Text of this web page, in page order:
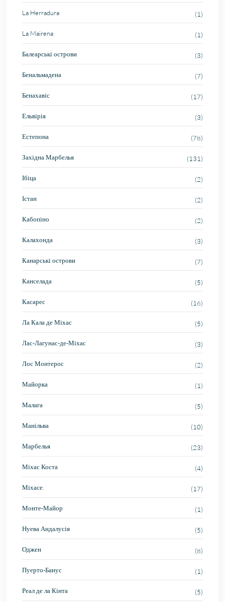
La Herradura (1)
La Mairena (1)
Балеарські острови (3)
Бенальмадена (7)
Бенахавіс (17)
Ельвірія (3)
Естепона (78)
Західна Марбелья (131)
Ібіца (2)
Істан (2)
Кабопіно (2)
Калахонда (3)
Канарські острови (7)
Канселада (5)
Касарес (16)
Ла Кала де Міхас (5)
Лас-Лагунас-де-Міхас (3)
Лос Монтерос (2)
Майорка (1)
Малага (5)
Манільва (10)
Марбелья (23)
Міхас Коста (4)
Міхасе. (17)
Монте-Майор (1)
Нуева Андалусія (5)
Оджен (8)
Пуерто-Банус (1)
Реал де ла Кінта (5)